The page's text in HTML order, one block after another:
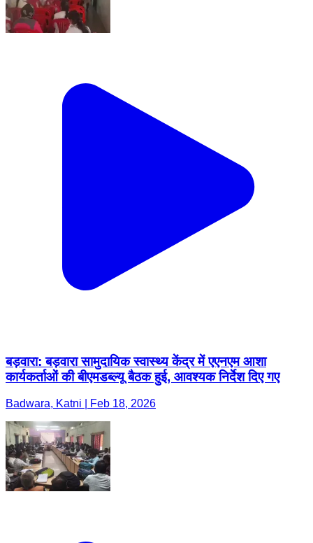
बड़वारा: बड़वारा सामुदायिक स्वास्थ्य केंद्र में एएनएम आशा
कार्यकर्ताओं की बीएमडब्ल्यू बैठक हुई, आवश्यक निर्देश दिए गए
Badwara, Katni | Feb 18, 2026